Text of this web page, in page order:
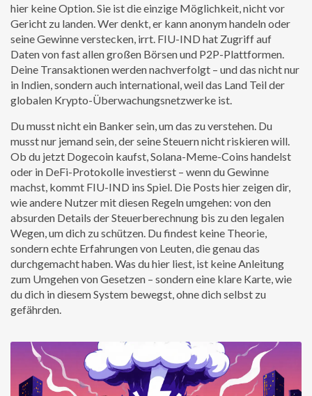
hier keine Option. Sie ist die einzige Möglichkeit, nicht vor
Gericht zu landen. Wer denkt, er kann anonym handeln oder
seine Gewinne verstecken, irrt. FIU-IND hat Zugriff auf
Daten von fast allen großen Börsen und P2P-Plattformen.
Deine Transaktionen werden nachverfolgt – und das nicht nur
in Indien, sondern auch international, weil das Land Teil der
globalen Krypto-Überwachungsnetzwerke ist.
Du musst nicht ein Banker sein, um das zu verstehen. Du
musst nur jemand sein, der seine Steuern nicht riskieren will.
Ob du jetzt Dogecoin kaufst, Solana-Meme-Coins handelst
oder in DeFi-Protokolle investierst – wenn du Gewinne
machst, kommt FIU-IND ins Spiel. Die Posts hier zeigen dir,
wie andere Nutzer mit diesen Regeln umgehen: von den
absurden Details der Steuerberechnung bis zu den legalen
Wegen, um dich zu schützen. Du findest keine Theorie,
sondern echte Erfahrungen von Leuten, die genau das
durchgemacht haben. Was du hier liest, ist keine Anleitung
zum Umgehen von Gesetzen – sondern eine klare Karte, wie
du dich in diesem System bewegst, ohne dich selbst zu
gefährden.